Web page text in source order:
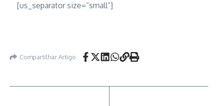
[us_separator size=”small”]
Compartilhar Artigo